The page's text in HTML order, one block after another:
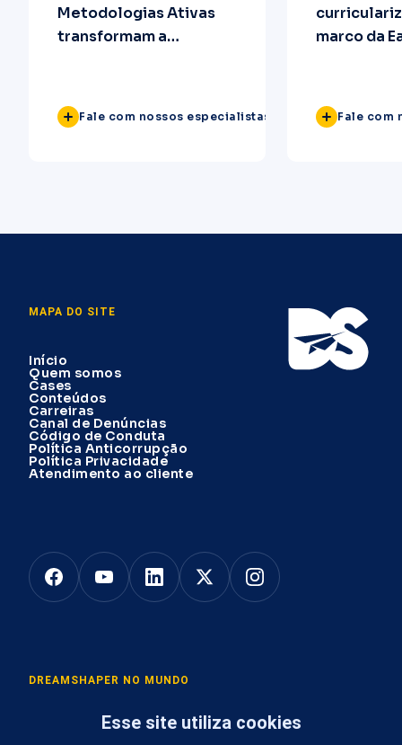
Metodologias Ativas
transformam a
Fale com nossos especialistas
marco da
Fale com
MAPA DO SITE
Início
Quem somos
Cases
Conteúdos
Carreiras
Canal de Denúncias
Código de Conduta
Política Anticorrupção
Política Privacidade
Atendimento ao cliente
DREAMSHAPER NO MUNDO
Inovabra Habitat, Av. Angélica, 2529
Esse site utiliza cookies